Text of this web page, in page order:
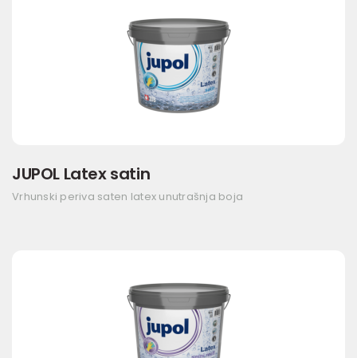
JUPOL Latex satin
Vrhunski periva saten latex unutrašnja boja